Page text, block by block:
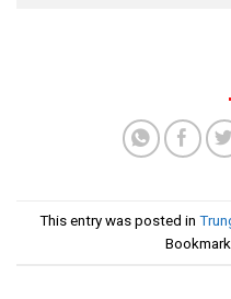
This entry was posted in